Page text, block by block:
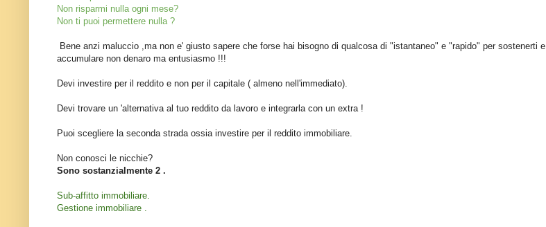
Non risparmi nulla ogni mese?
Non ti puoi permettere nulla ?
Bene anzi maluccio ,ma non e' giusto sapere che forse hai bisogno di qualcosa di "istantaneo" e "rapido" per sostenerti e
accumulare non denaro ma entusiasmo !!!
Devi investire per il reddito e non per il capitale ( almeno nell'immediato).
Devi trovare un 'alternativa al tuo reddito da lavoro e integrarla con un extra !
Puoi scegliere la seconda strada ossia investire per il reddito immobiliare.
Non conosci le nicchie?
Sono sostanzialmente 2 .
Sub-affitto immobiliare.
Gestione immobiliare .